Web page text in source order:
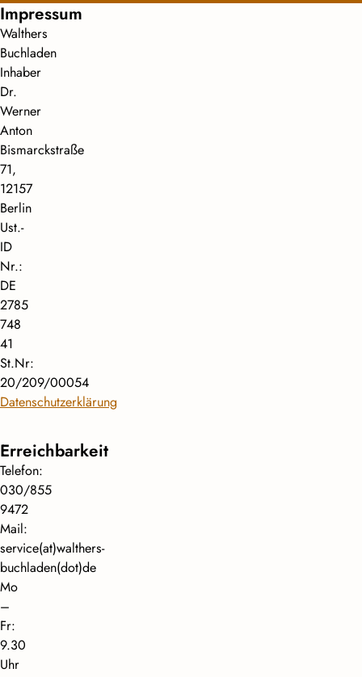
Impressum
Walthers
Buchladen
Inhaber
Dr.
Werner
Anton
Bismarckstraße
71,
12157
Berlin
Ust.-
ID
Nr.:
DE
2785
748
41
St.Nr:
20/209/00054
Datenschutzerklärung
Erreichbarkeit
Telefon:
030/855
9472
Mail:
service(at)walthers-
buchladen(dot)de
Mo
–
Fr:
9.30
Uhr